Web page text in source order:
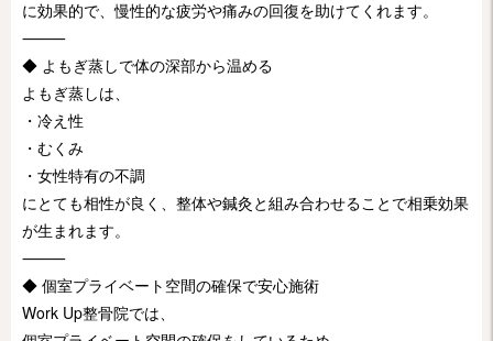
に効果的で、慢性的な疲労や痛みの回復を助けてくれます。
⸻
◆ よもぎ蒸しで体の深部から温める
よもぎ蒸しは、
・冷え性
・むくみ
・女性特有の不調
にとても相性が良く、整体や鍼灸と組み合わせることで相乗効果
が生まれます。
⸻
◆ 個室プライベート空間の確保で安心施術
Work Up整骨院では、